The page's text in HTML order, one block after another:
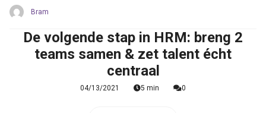
Bram
De volgende stap in HRM: breng 2
teams samen & zet talent écht
centraal
04/13/2021 5 min 0